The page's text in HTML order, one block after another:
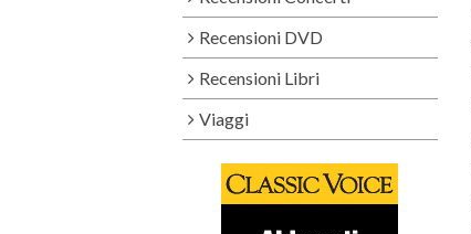
Recensioni DVD
Recensioni Libri
Viaggi